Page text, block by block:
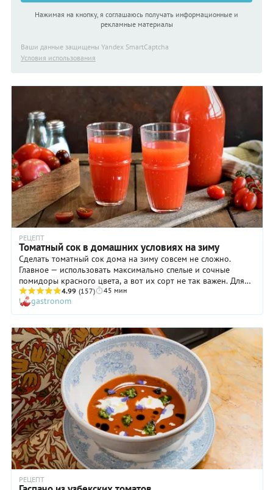
Нажимая на кнопку, я соглашаюсь получать информационные и
рекламные материалы
Ваши данные защищены Yandex SmartCaptcha
Условия использования
РЕЦЕПТ
Томатный сок в домашних условиях на зиму
Сделать томатный сок дома на зиму совсем не сложно.
Главное — использовать максимально спелые и сочные
помидоры красного цвета, а вот их сорт не так важен. Для
приготовления томатного сока в домашних условиях вам не
обязательно иметь соковыжималку: достаточно погружного
блендера или мясорубки. Еще потребуется сито, чтобы
избавиться от семян и остатков жесткой кожицы, которые
неуместны в томатном соке. Если консервирование кажется
вам сложным, не переживайте — с нашим пошаговым
рецептом у вас всё получится!
4.99 (157) 45 мин
gastronom
РЕЦЕПТ